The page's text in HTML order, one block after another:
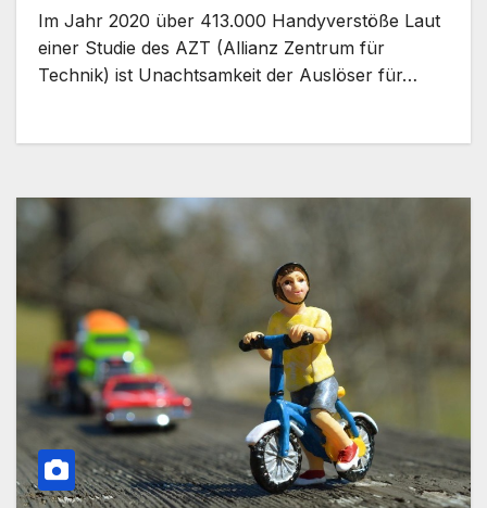
Im Jahr 2020 über 413.000 Handyverstöße Laut
einer Studie des AZT (Allianz Zentrum für
Technik) ist Unachtsamkeit der Auslöser für…